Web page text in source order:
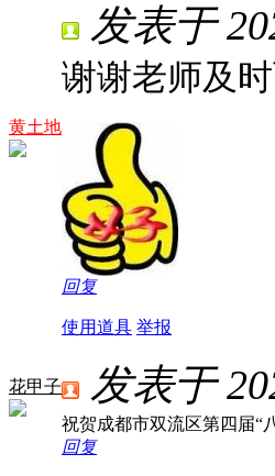
黄土地
发表于
谢谢老师及
回复
使用道具 举报
花甲子 发表于
祝贺成都市双流区第四届“
回复